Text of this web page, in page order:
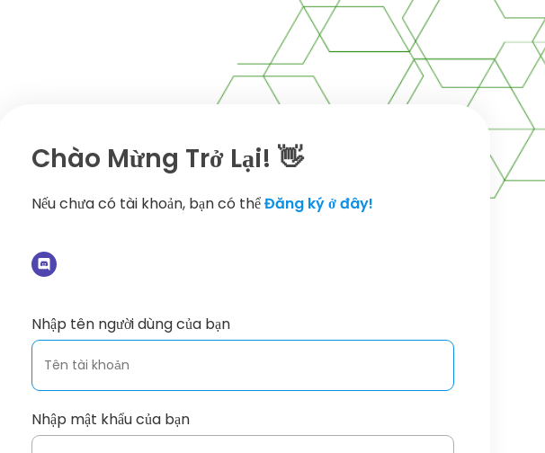
Chào Mừng Trở Lại! 👋
Nếu chưa có tài khoản, bạn có thểĐăng ký ở đây!
Nhập tên người dùng của bạn
Nhập mật khẩu của bạn